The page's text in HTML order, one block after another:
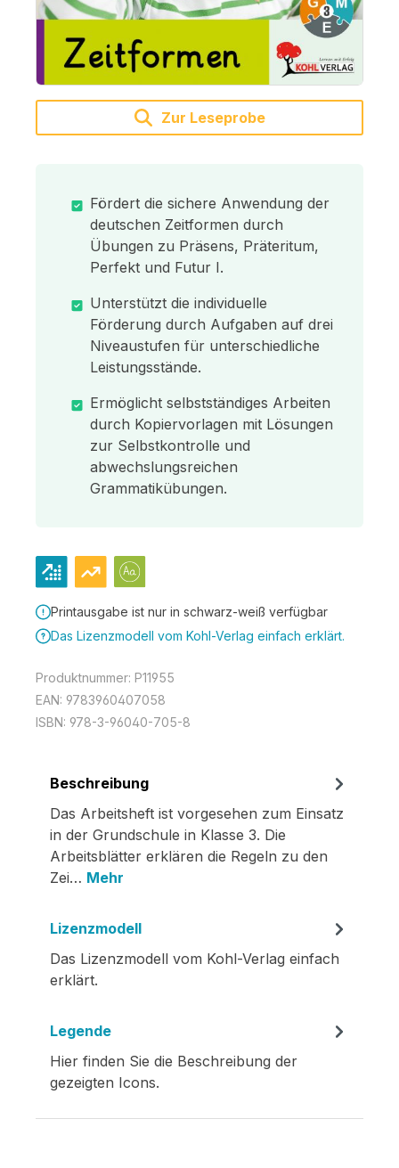
Zur Leseprobe
Fördert die sichere Anwendung der
deutschen Zeitformen durch
Übungen zu Präsens, Präteritum,
Perfekt und Futur I.
Unterstützt die individuelle
Förderung durch Aufgaben auf drei
Niveaustufen für unterschiedliche
Leistungsstände.
Ermöglicht selbstständiges Arbeiten
durch Kopiervorlagen mit Lösungen
zur Selbstkontrolle und
abwechslungsreichen
Grammatikübungen.
Printausgabe ist nur in schwarz-weiß verfügbar
Das Lizenzmodell vom Kohl-Verlag einfach erklärt.
Produktnummer: P11955
EAN: 9783960407058
ISBN: 978-3-96040-705-8
Beschreibung
Das Arbeitsheft ist vorgesehen zum Einsatz
in der Grundschule in Klasse 3. Die
Arbeitsblätter erklären die Regeln zu den
Zei… Mehr
Lizenzmodell
Das Lizenzmodell vom Kohl-Verlag einfach
erklärt.
Legende
Hier finden Sie die Beschreibung der
gezeigten Icons.